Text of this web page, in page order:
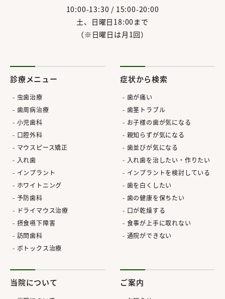
10:00-13:30 / 15:00-20:00
土、日曜日18:00まで
（※日曜日は月1回）
診療メニュー
虫歯治療
歯周病治療
小児歯科
口腔外科
マウスピース矯正
入れ歯
インプラント
ホワイトニング
予防歯科
ドライマウス治療
摂食嚥下障害
訪問歯科
ボトックス治療
症状から検索
歯が痛い
歯茎トラブル
お子様の歯が気になる
親知らずが気になる
歯並びが気になる
入れ歯を治したい・作りたい
インプラントを検討している
歯を白くしたい
歯の健康を保ちたい
口が乾燥する
食事が上手に取れない
通院ができない
当院について ご案内